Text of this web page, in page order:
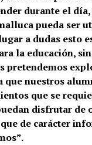
durante el
pueda ser
a dudas esto
la educación,
pretendemos
que nuestros
que se
disfrutar de
de carácter